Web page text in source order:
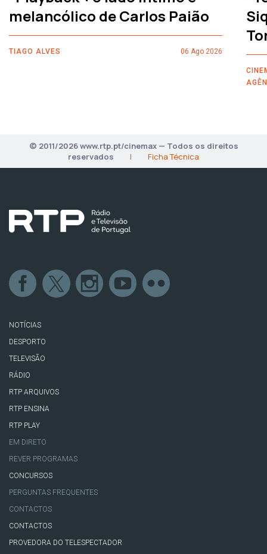
melancólico de Carlos Paião
TIAGO ALVES 06 Ago 2026
© 2011/2026 www.rtp.pt/cinemax — Todos os direitos
reservados
| Ficha Técnica
NOTÍCIAS
DESPORTO
TELEVISÃO
RÁDIO
RTP ARQUIVOS
RTP ENSINA
RTP PLAY
EM DIRETO
REVER PROGRAMAS
CONCURSOS
PERGUNTAS FREQUENTES
CONTACTOS
CONTACTOS
PROVEDORA DO TELESPECTADOR